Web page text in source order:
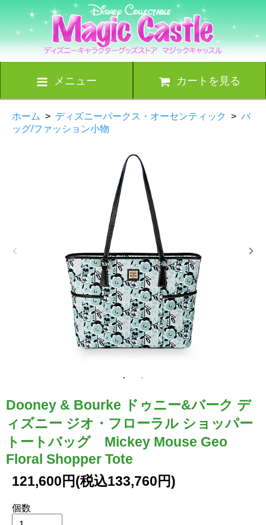
メニュー カートを見る
ホーム > ディズニーパークス・オーセンティック > バ
ッグ/ファッション小物
Dooney & Bourke ドゥニー&バーク デ
ィズニー ジオ・フローラル ショッパー
トートバッグ Mickey Mouse Geo
Floral Shopper Tote
121,600円(税込133,760円)
個数